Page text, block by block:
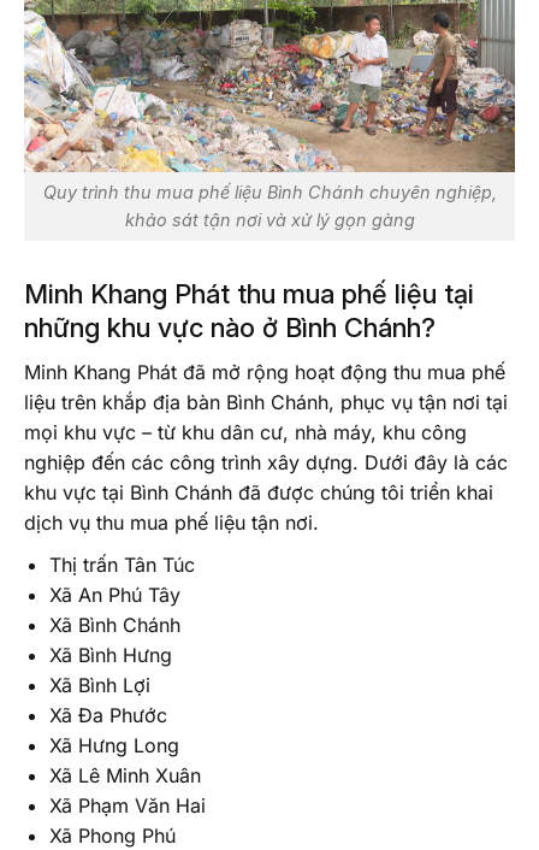
Quy trình thu mua phế liệu Bình Chánh chuyên nghiệp,
khảo sát tận nơi và xử lý gọn gàng
Minh Khang Phát thu mua phế liệu tại
những khu vực nào ở Bình Chánh?
Minh Khang Phát đã mở rộng hoạt động thu mua phế
liệu trên khắp địa bàn Bình Chánh, phục vụ tận nơi tại
mọi khu vực – từ khu dân cư, nhà máy, khu công
nghiệp đến các công trình xây dựng. Dưới đây là các
khu vực tại Bình Chánh đã được chúng tôi triển khai
dịch vụ thu mua phế liệu tận nơi.
Thị trấn Tân Túc
Xã An Phú Tây
Xã Bình Chánh
Xã Bình Hưng
Xã Bình Lợi
Xã Đa Phước
Xã Hưng Long
Xã Lê Minh Xuân
Xã Phạm Văn Hai
Xã Phong Phú